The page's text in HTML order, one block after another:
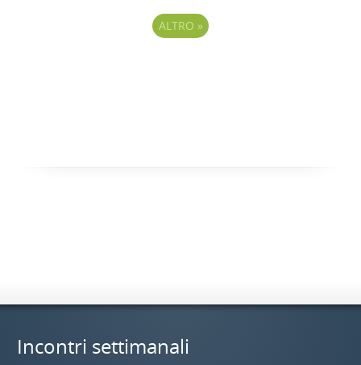
ALTRO »
Incontri settimanali